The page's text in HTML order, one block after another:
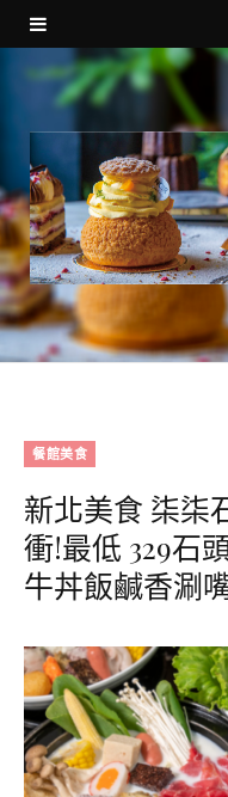
餐館美食
新北美食 柒柒
衝!最低 329石
牛丼飯鹹香涮